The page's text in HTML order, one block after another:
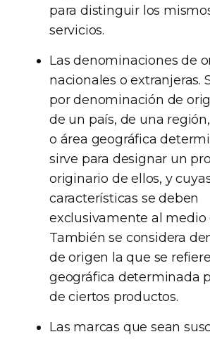
para distinguir los
servicios.
Las denominaciones de
nacionales o extranjeras.
por denominación de
de un país, de una
o área geográfica
sirve para designar un
originario de ellos, y
características se deben
exclusivamente al medio
También se considera
de origen la que se
geográfica determinada
de ciertos productos.
Las marcas que sean